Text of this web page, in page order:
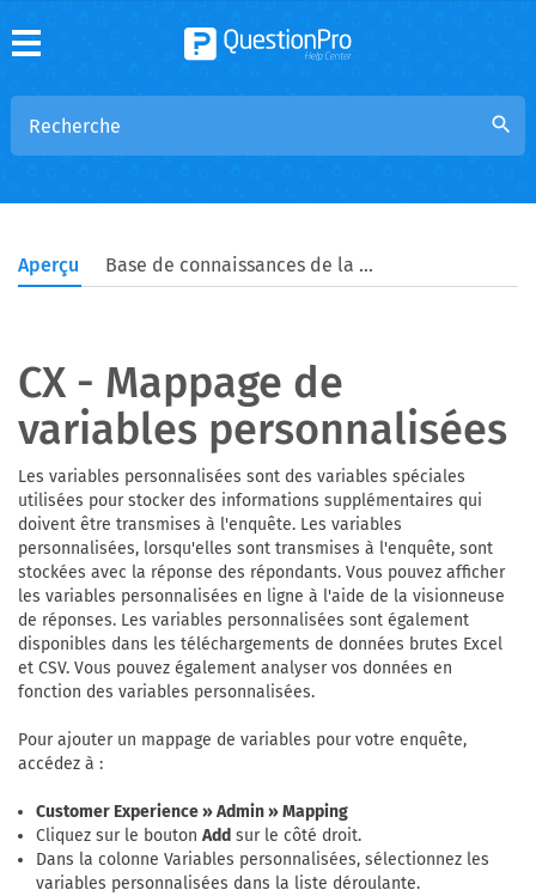
search
Aperçu Base de connaissances de la communauté
CX - Mappage de
variables personnalisées
Les variables personnalisées sont des variables spéciales
utilisées pour stocker des informations supplémentaires qui
doivent être transmises à l'enquête. Les variables
personnalisées, lorsqu'elles sont transmises à l'enquête, sont
stockées avec la réponse des répondants. Vous pouvez afficher
les variables personnalisées en ligne à l'aide de la visionneuse
de réponses. Les variables personnalisées sont également
disponibles dans les téléchargements de données brutes Excel
et CSV. Vous pouvez également analyser vos données en
fonction des variables personnalisées.
Pour ajouter un mappage de variables pour votre enquête,
accédez à :
Customer Experience » Admin » Mapping
Cliquez sur le bouton Add sur le côté droit.
Dans la colonne Variables personnalisées, sélectionnez les
variables personnalisées dans la liste déroulante.